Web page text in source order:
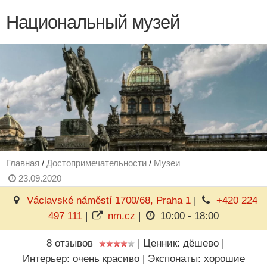
Национальный музей
Главная / Достопримечательности / Музеи
23.09.2020
Václavské náměstí 1700/68, Praha 1
+420 224
497 111| nm.cz 10:00 - 18:00
8 отзывов | Ценник: дёшево
Интерьер: очень красиво
Экспонаты: хорошие